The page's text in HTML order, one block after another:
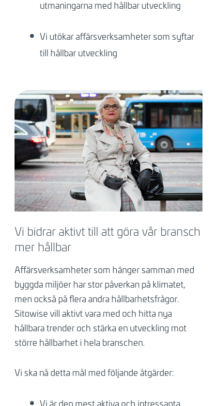
utmaningarna med hållbar utveckling
Vi utökar affärsverksamheter som syftar
till hållbar utveckling
Vi bidrar aktivt till att göra vår bransch
mer hållbar
Affärsverksamheter som hänger samman med
byggda miljöer har stor påverkan på klimatet,
men också på flera andra hållbarhetsfrågor.
Sitowise vill aktivt vara med och hitta nya
hållbara trender och stärka en utveckling mot
större hållbarhet i hela branschen.
Vi ska nå detta mål med följande åtgärder:
Vi är den mest aktiva och intressanta